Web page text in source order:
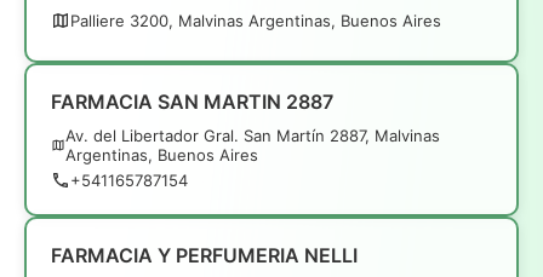
Palliere 3200, Malvinas Argentinas, Buenos Aires
FARMACIA SAN MARTIN 2887
Av. del Libertador Gral. San Martín 2887, Malvinas
Argentinas, Buenos Aires
+541165787154
FARMACIA Y PERFUMERIA NELLI